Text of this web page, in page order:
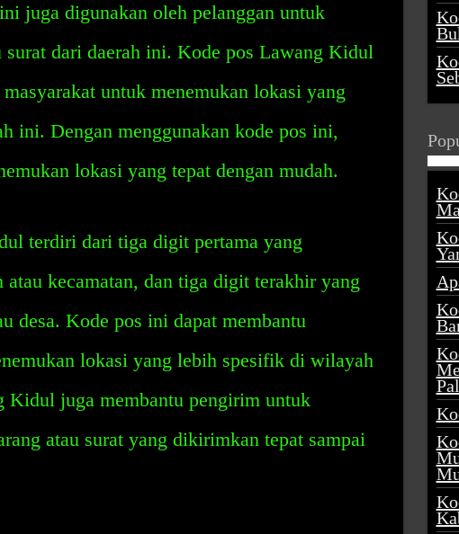
juga digunakan oleh pelanggan untuk
surat dari daerah ini. Kode pos Lawang Kidul
untuk menemukan lokasi yang
ini. Dengan menggunakan kode pos ini,
lokasi yang tepat dengan mudah.
terdiri dari tiga digit pertama yang
kecamatan, dan tiga digit terakhir yang
desa. Kode pos ini dapat membantu
lokasi yang lebih spesifik di wilayah
Kidul juga membantu pengirim untuk
atau surat yang dikirimkan tepat sampai